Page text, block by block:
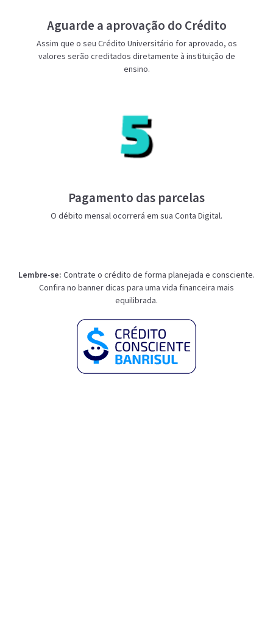
Aguarde a aprovação do Crédito
Assim que o seu Crédito Universitário for aprovado, os
valores serão creditados diretamente à instituição de
ensino.
Pagamento das parcelas
O débito mensal ocorrerá em sua Conta Digital.
Lembre-se: Contrate o crédito de forma planejada e consciente.
Confira no banner dicas para uma vida financeira mais
equilibrada.